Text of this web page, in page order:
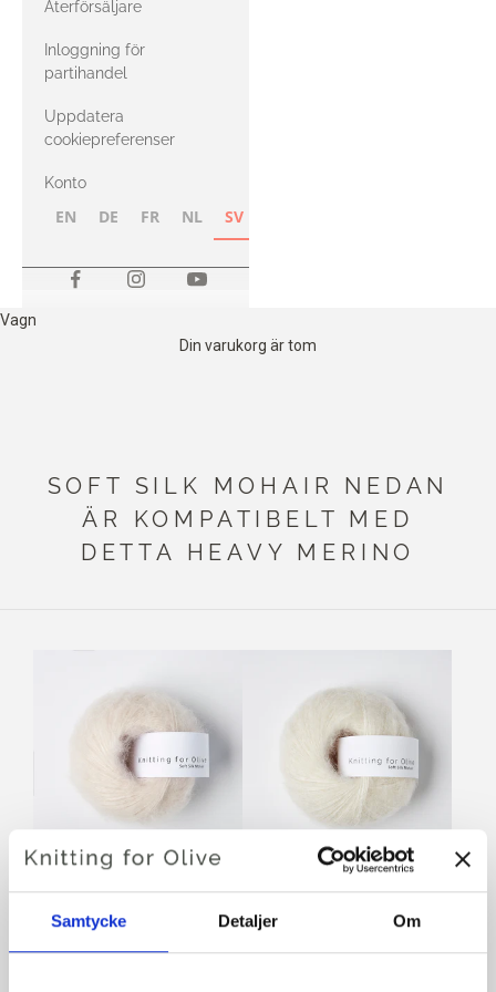
Samtycke Detaljer Om
med Heavy
Merino
Återförsäljare
Inloggning för
partihandel
Uppdatera
cookiepreferenser
Konto
EN DE FR NL SV
Vagn
Din varukorg är tom
SOFT SILK MOHAIR NEDAN
ÄR KOMPATIBELT MED
DETTA HEAVY MERINO
CLOUD
SALE PRICE
€10,10
SALE PRICE
€10,10